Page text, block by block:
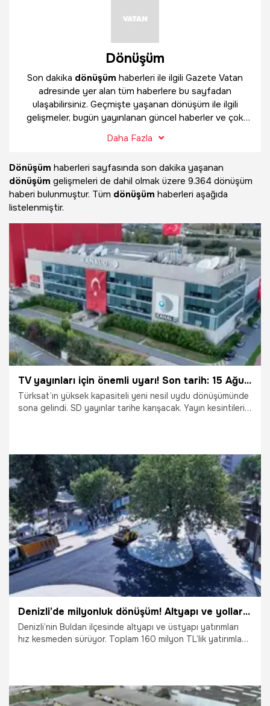
Dönüşüm
Son dakika dönüşüm haberleri ile ilgili Gazete Vatan
adresinde yer alan tüm haberlere bu sayfadan
ulaşabilirsiniz. Geçmişte yaşanan dönüşüm ile ilgili
gelişmeler, bugün yayınlanan güncel haberler ve çok
Daha Fazla
Dönüşüm haberleri sayfasında son dakika yaşanan
dönüşüm gelişmeleri de dahil olmak üzere 9.364 dönüşüm
haberi bulunmuştur. Tüm dönüşüm haberleri aşağıda
listelenmiştir.
TV yayınları için önemli uyarı! Son tarih: 15 Ağustos
Türksat’ın yüksek kapasiteli yeni nesil uydu dönüşümünde
sona gelindi. SD yayınlar tarihe karışacak. Yayın kesintileri
Müdür Yardımcısı İsmail Yıldırım: 15 Ağustos yayıncılığımız
için tarihi bir dönemeç olacak.
8.08.2026 Magazin
Denizli’de milyonluk dönüşüm! Altyapı ve yollar baştan sona yenileniyor
Denizli’nin Buldan ilçesinde altyapı ve üstyapı yatırımları
hız kesmeden sürüyor. Toplam 160 milyon TL’lik yatırımla